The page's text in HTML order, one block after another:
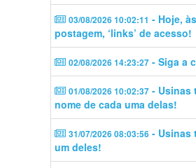
03/08/2026 10:02:11 - Hoje,
postagem, ‘links’ de acesso!
02/08/2026 14:23:27 - Siga a
01/08/2026 10:02:37 - Usinas
nome de cada uma delas!
31/07/2026 08:03:56 - Usinas
um deles!